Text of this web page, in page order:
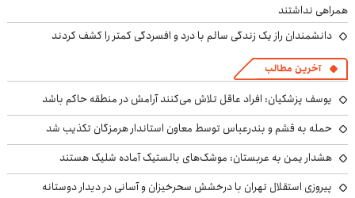
همراهی نداشتند
دانشمندان راز یک زندگی سالم با درد و افسردگی کمتر را کشف کردند
آخرین مطالب
یوسف پزشکیان: افراد عاقل تلاش می‌کنند آرامش در منطقه حاکم باشد
حمله به قشم و بندرعباس توسط معاون استاندار هرمزگان تکذیب شد
هشدار یمن به عربستان: موشک‌های بالستیک آماده شلیک هستند
پیروزی استقلال تهران با درخشش سحرخیزان و آسانی در دیدار دوستانه